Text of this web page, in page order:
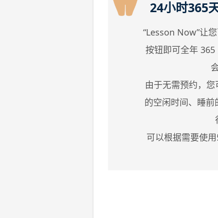
24小时365
“Lesson Now”让
按钮即可全年
由于无需预约，
的空闲时间、睡
可以根据需要使